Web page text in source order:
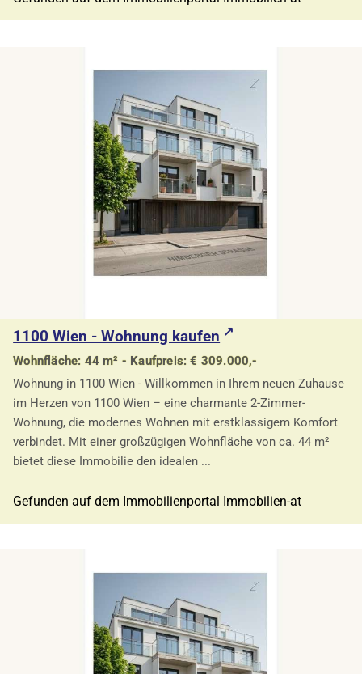
1100 Wien - Wohnung kaufen
Wohnfläche: 44 m² - Kaufpreis: € 309.000,-
Wohnung in 1100 Wien - Willkommen in Ihrem neuen Zuhause
im Herzen von 1100 Wien – eine charmante 2-Zimmer-
Wohnung, die modernes Wohnen mit erstklassigem Komfort
verbindet. Mit einer großzügigen Wohnfläche von ca. 44 m²
bietet diese Immobilie den idealen ...
Gefunden auf dem Immobilienportal Immobilien-at